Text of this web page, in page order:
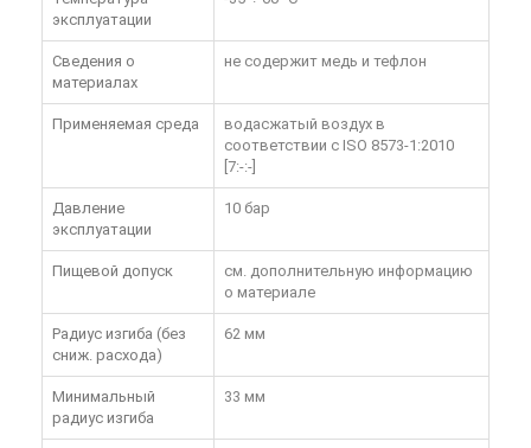
эксплуатации
Сведения о
материалах
не содержит медь и тефлон
Применяемая среда
водасжатый воздух в
соответствии с ISO 8573-1:2010
[7:-:-]
Давление
эксплуатации
10 бар
Пищевой допуск
см. дополнительную информацию
о материале
Радиус изгиба (без
сниж. расхода)
62 мм
Минимальный
радиус изгиба
33 мм